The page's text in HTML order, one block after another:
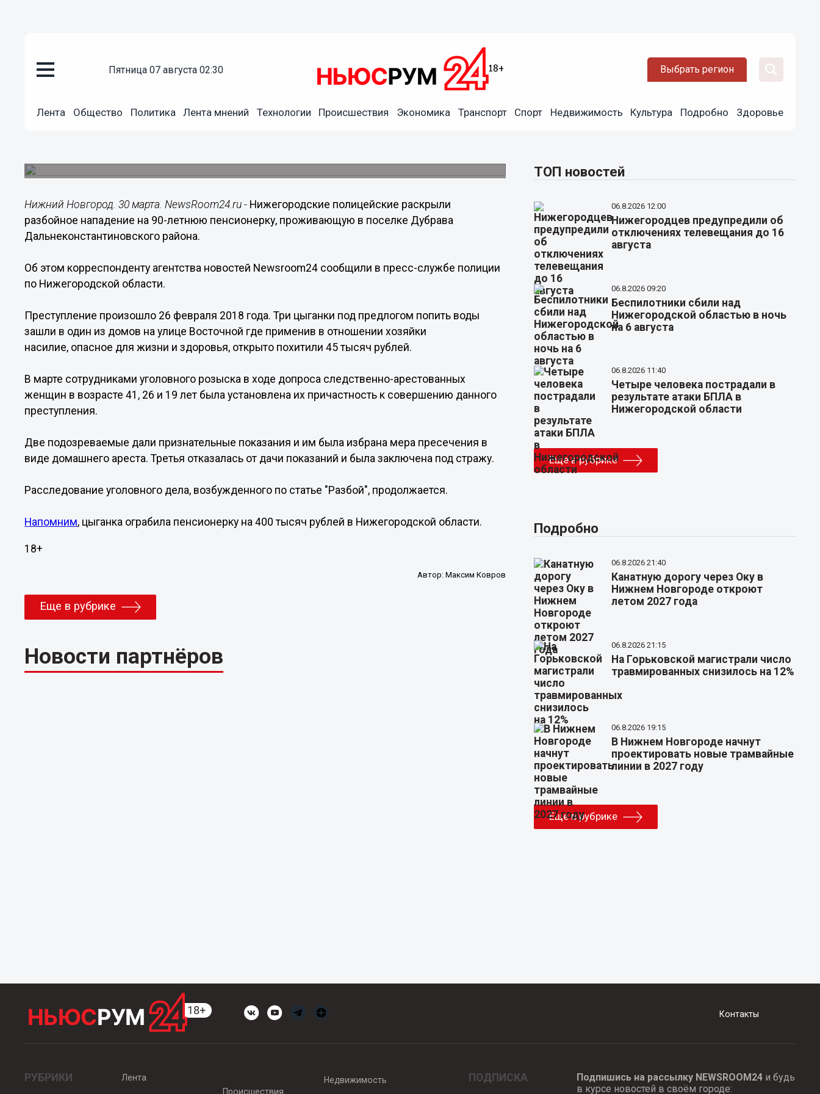
пятница 07 августа 02:30 Выбрать регион
Лента Общество Политика Лента мнений Технологии Происшествия Экономика Транспорт Спорт Недвижимость Культура Подробно Здоровье
Три цыганки напали на пенсионерку в Нижегородской
Нижний Новгород. 30 марта. NewsRoom24.ru - Нижегородские полицейские раскрыли
разбойное нападение на 90-летнюю пенсионерку, проживающую в поселке Дубрава
Дальнеконстантиновского района.
Об этом корреспонденту агентства новостей Newsroom24 сообщили в пресс-службе полиции
по Нижегородской области.
Преступление произошло 26 февраля 2018 года. Три цыганки под предлогом попить воды
зашли в один из домов на улице Восточной где применив в отношении хозяйки
насилие, опасное для жизни и здоровья, открыто похитили 45 тысяч рублей.
В марте сотрудниками уголовного розыска в ходе допроса следственно-арестованных
женщин в возрасте 41, 26 и 19 лет была установлена их причастность к совершению данного
преступления.
Две подозреваемые дали признательные показания и им была избрана мера пресечения в
виде домашнего ареста. Третья отказалась от дачи показаний и была заключена под стражу.
Расследование уголовного дела, возбужденного по статье "Разбой", продолжается.
Напомним, цыганка ограбила пенсионерку на 400 тысяч рублей в Нижегородской области.
18+
Автор: Максим Ковров
Еще в рубрике
Новости партнёров
ТОП новостей
06.8.2026 12:00
Нижегородцев предупредили об
отключениях телевещания до 16
августа
06.8.2026 09:20
Беспилотники сбили над
Нижегородской областью в ночь
на 6 августа
06.8.2026 11:40
Четыре человека пострадали в
результате атаки БПЛА в
Нижегородской области
Еще в рубрике
Подробно
06.8.2026 21:40
Канатную дорогу через Оку в
Нижнем Новгороде откроют
летом 2027 года
06.8.2026 21:15
На Горьковской магистрали число
травмированных снизилось на 12%
06.8.2026 19:15
В Нижнем Новгороде начнут
проектировать новые трамвайные
линии в 2027 году
Еще в рубрике
Контакты
РУБРИКИ
Лента
Происшествия
Недвижимость ПОДПИСКА Подпишись на рассылку NEWSROOM24и будь
в курсе новостей в своём городе: